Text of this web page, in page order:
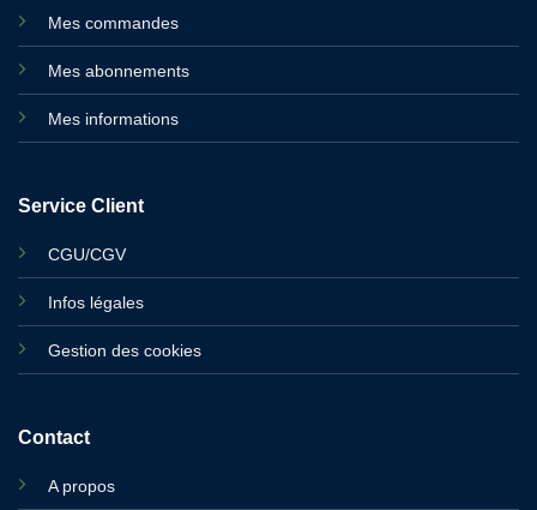
Mes commandes
Mes abonnements
Mes informations
Service Client
CGU/CGV
Infos légales
Gestion des cookies
Contact
A propos